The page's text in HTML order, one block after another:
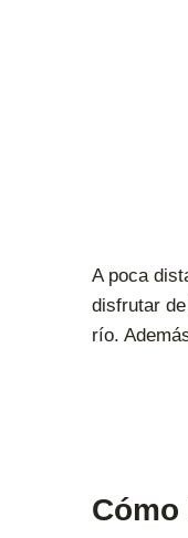
A poca
disfrutar
río.